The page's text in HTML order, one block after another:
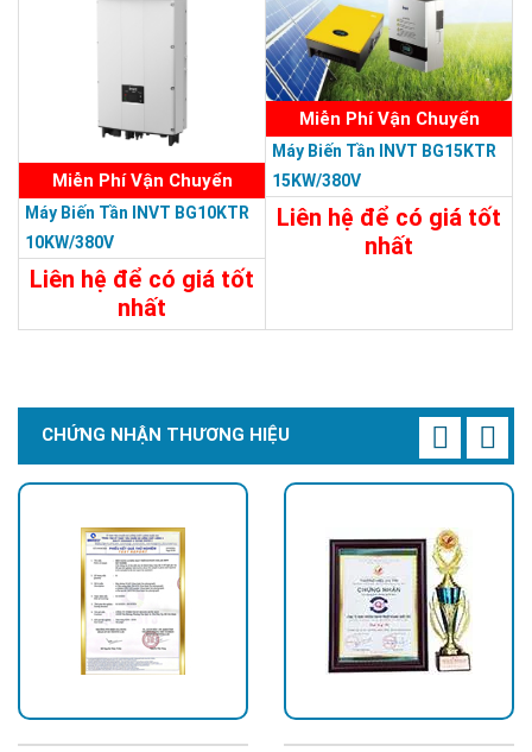
Miễn Phí Vận Chuyển
Máy Biến Tần INVT BG10KTR
10KW/380V
Liên hệ để có giá tốt
nhất
Miễn Phí Vận Chuyển
Máy Biến Tần INVT BG15KTR
15KW/380V
Liên hệ để có giá tốt
nhất
CHỨNG NHẬN THƯƠNG HIỆU